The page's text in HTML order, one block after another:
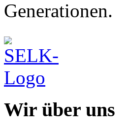
Generationen.
Wir über uns